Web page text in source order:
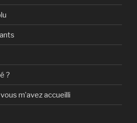
?
m’avez accueilli